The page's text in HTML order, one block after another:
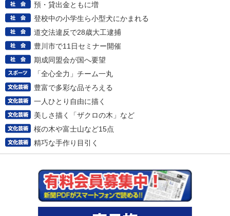
預・貸出金ともに増
登校中の小学生ら小型犬にかまれる
道交法違反で28歳大工逮捕
豊川市で11日セミナー開催
期成同盟会が国へ要望
「全心全力」チーム一丸
豊富で多彩な品そろえる
一人ひとり自由に描く
美しさ描く「ザクロの木」など
桜の木や富士山など15点
精巧な手作り目引く